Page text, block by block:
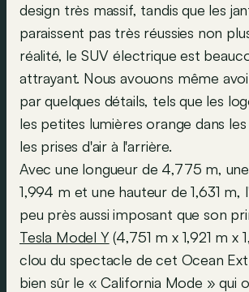
design très massif, tandis que les
paraissent pas très réussies non
réalité, le SUV électrique est
attrayant. Nous avouons même
par quelques détails, tels que les
les petites lumières orange dans
les prises d'air à l'arrière.
Avec une longueur de 4,775 m,
1,994 m et une hauteur de 1,631 m,
peu près aussi imposant que son
Tesla Model Y(4,751 m x 1,921 m x
clou du spectacle de cet Ocean
bien sûr le « California Mode » qui